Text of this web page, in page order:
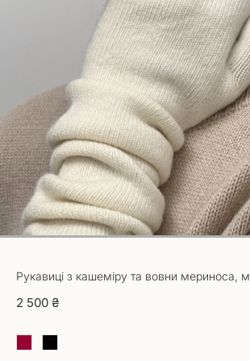
1
Рукавиці з кашеміру та вовни мериноса,
2 500 ₴